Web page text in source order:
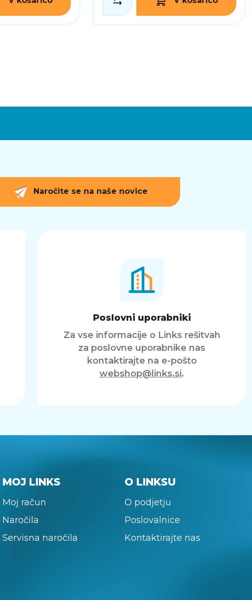
Naročite se na naše novice
Poslovni uporabniki
Za vse informacije o Links rešitvah
za poslovne uporabnike nas
kontaktirajte na e-pošto
webshop@links.si.
MOJ LINKS
Moj račun
Naročila
Servisna naročila
O LINKSU
O podjetju
Poslovalnice
Kontaktirajte nas